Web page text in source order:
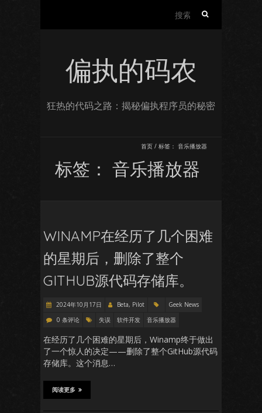
偏执的码农
狂热的代码之路：揭秘偏执程序员的秘密
首页 / 标签： 音乐播放器
标签： 音乐播放器
WINAMP在经历了几个困难
的星期后，删除了整个
GITHUB源代码存储库。
2024年10月17日 Beta, Pilot
Geek News
0 条评论
失误 软件开发 音乐播放器
在经历了几个困难的星期后，Winamp终于做出
了一个惊人的决定——删除了整个GitHub源代码
存储库。这个消息…
阅读更多